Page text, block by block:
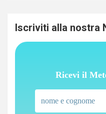
Iscriviti alla nostra
Ricevi il